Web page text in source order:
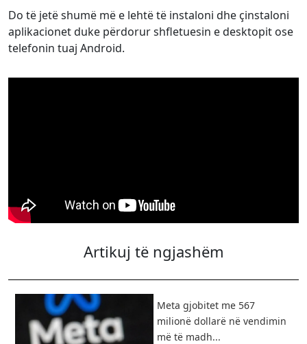
Do të jetë shumë më e lehtë të instaloni dhe çinstaloni
aplikacionet duke përdorur shfletuesin e desktopit ose
telefonin tuaj Android.
Artikuj të ngjashëm
​Meta gjobitet me 567
milionë dollarë në vendimin
më të madh...